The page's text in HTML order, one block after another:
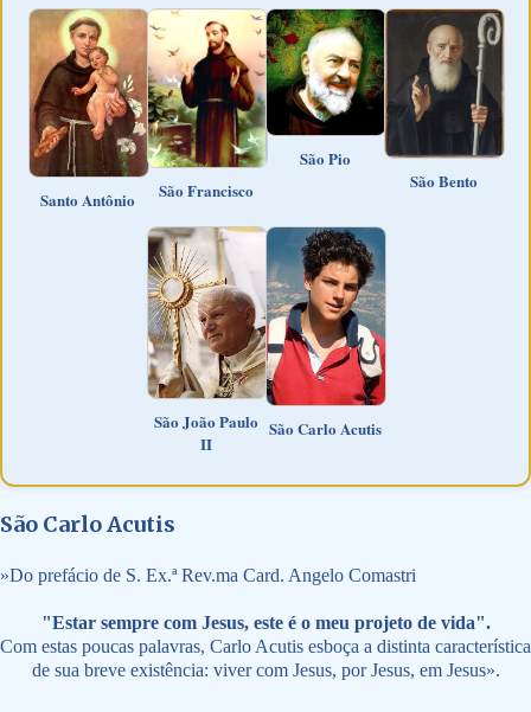
Santo Antônio São Francisco
São Pio
São Bento
São João Paulo
II
São Carlo Acutis
São Carlo Acutis
»Do prefácio de S. Ex.ª Rev.ma Card. Angelo Comastri
"Estar sempre com Jesus, este é o meu projeto de vida".
Com estas poucas palavras, Carlo Acutis esboça a distinta característica
de sua breve existência: viver com Jesus, por Jesus, em Jesus».